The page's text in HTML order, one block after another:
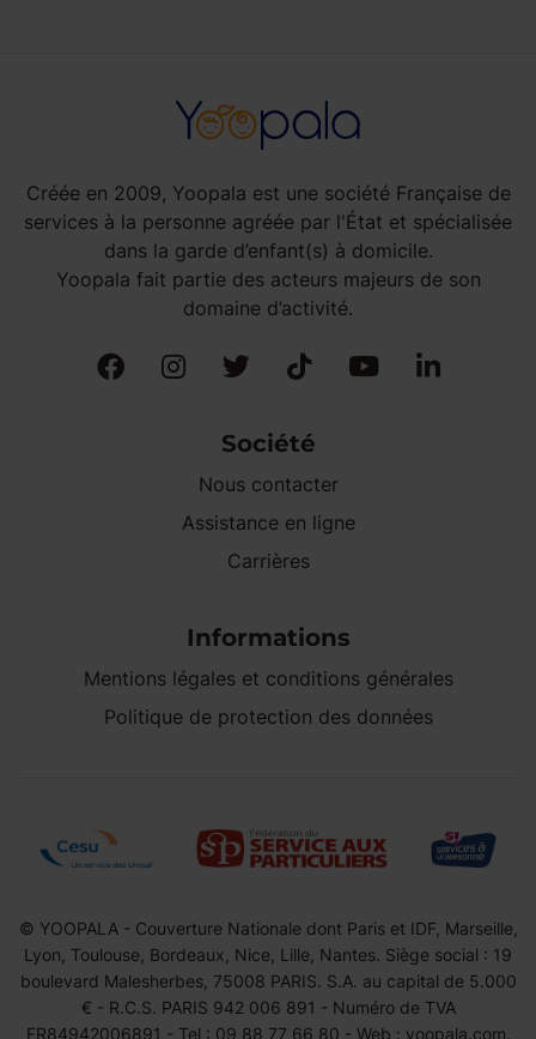
Créée en 2009, Yoopala est une société Française de
services à la personne agréée par l'État et spécialisée
dans la garde d’enfant(s) à domicile.
Yoopala fait partie des acteurs majeurs de son
domaine d’activité.
Société
Nous contacter
Assistance en ligne
Carrières
Informations
Mentions légales et conditions générales
Politique de protection des données
© YOOPALA - Couverture Nationale dont Paris et IDF, Marseille,
Lyon, Toulouse, Bordeaux, Nice, Lille, Nantes. Siège social : 19
boulevard Malesherbes, 75008 PARIS. S.A. au capital de 5.000
€ - R.C.S. PARIS 942 006 891 - Numéro de TVA
FR84942006891 - Tel : 09 88 77 66 80 - Web : yoopala.com.